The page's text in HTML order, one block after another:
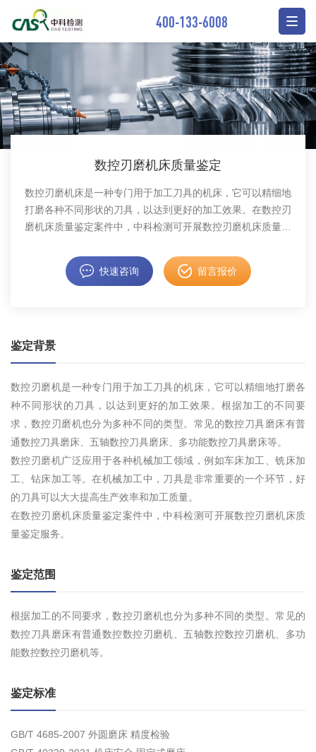
400-133-6008
数控刃磨机床质量鉴定
数控刃磨机床是一种专门用于加工刀具的机床，它可以精细地
打磨各种不同形状的刀具，以达到更好的加工效果。在数控刃
磨机床质量鉴定案件中，中科检测可开展数控刃磨机床质量鉴
快速咨询 留言报价
鉴定背景
数控刃磨机是一种专门用于加工刀具的机床，它可以精细地打磨各
种不同形状的刀具，以达到更好的加工效果。根据加工的不同要
求，数控刃磨机也分为多种不同的类型。常见的数控刀具磨床有普
通数控刀具磨床、五轴数控刀具磨床、多功能数控刀具磨床等。
数控刃磨机广泛应用于各种机械加工领域，例如车床加工、铣床加
工、钻床加工等。在机械加工中，刀具是非常重要的一个环节，好
的刀具可以大大提高生产效率和加工质量。
在数控刃磨机床质量鉴定案件中，中科检测可开展数控刃磨机床质
量鉴定服务。
鉴定范围
根据加工的不同要求，数控刃磨机也分为多种不同的类型。常见的
数控刀具磨床有普通数控数控刃磨机、五轴数控数控刃磨机、多功
能数控数控刃磨机等。
鉴定标准
GB/T 4685-2007 外圆磨床 精度检验